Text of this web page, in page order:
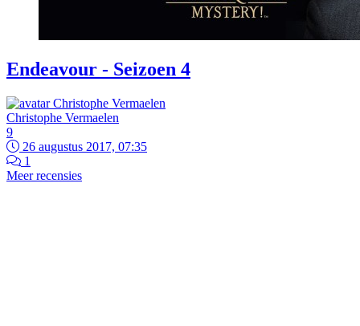
Endeavour - Seizoen 4
Christophe Vermaelen
9
26 augustus 2017, 07:35
1
Meer recensies